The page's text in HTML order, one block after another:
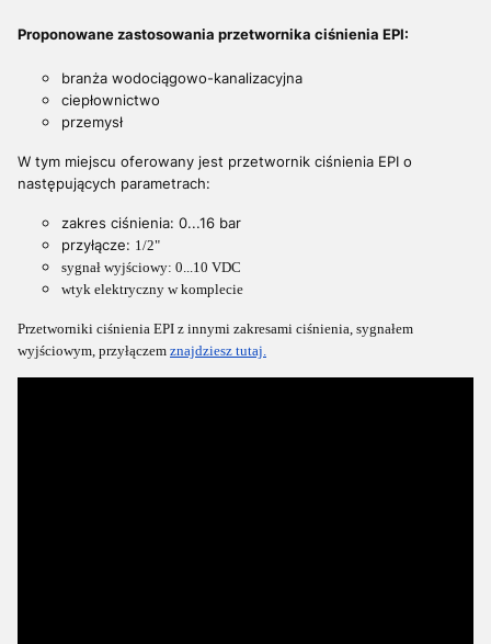
Proponowane zastosowania przetwornika ciśnienia EPI:
branża wodociągowo-kanalizacyjna
ciepłownictwo
przemysł
W tym miejscu oferowany jest przetwornik ciśnienia EPI o
następujących parametrach:
zakres ciśnienia: 0...16 bar
przyłącze: 1/2"
sygnał wyjściowy: 0...10 VDC
wtyk elektryczny w komplecie
Przetworniki ciśnienia EPI z innymi zakresami ciśnienia, sygnałem
wyjściowym, przyłączem znajdziesz tutaj.